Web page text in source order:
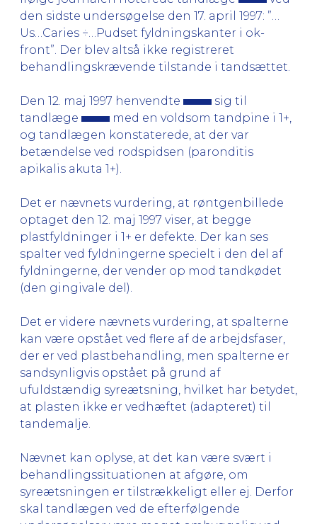
den sidste undersøgelse den 17. april 1997: ”…
Us…Caries ÷…Pudset fyldningskanter i ok-
front”. Der blev altså ikke registreret
behandlingskrævende tilstande i tandsættet.
Den 12. maj 1997 henvendte
sig til
tandlæge
med en voldsom tandpine i 1+,
og tandlægen konstaterede, at der var
betændelse ved rodspidsen (paronditis
apikalis akuta 1+).
Det er nævnets vurdering, at røntgenbillede
optaget den 12. maj 1997 viser, at begge
plastfyldninger i 1+ er defekte. Der kan ses
spalter ved fyldningerne specielt i den del af
fyldningerne, der vender op mod tandkødet
(den gingivale del).
Det er videre nævnets vurdering, at spalterne
kan være opstået ved flere af de arbejdsfaser,
der er ved plastbehandling, men spalterne er
sandsynligvis opstået på grund af
ufuldstændig syreætsning, hvilket har betydet,
at plasten ikke er vedhæftet (adapteret) til
tandemalje.
Nævnet kan oplyse, at det kan være svært i
behandlingssituationen at afgøre, om
syreætsningen er tilstrækkeligt eller ej. Derfor
skal tandlægen ved de efterfølgende